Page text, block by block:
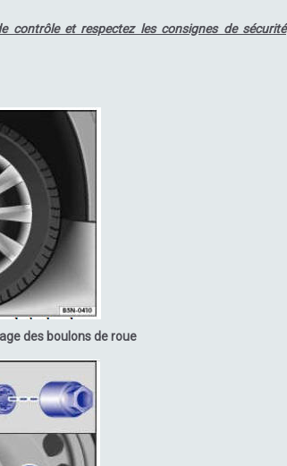
et respectez les consignes de sécurité
des boulons de roue